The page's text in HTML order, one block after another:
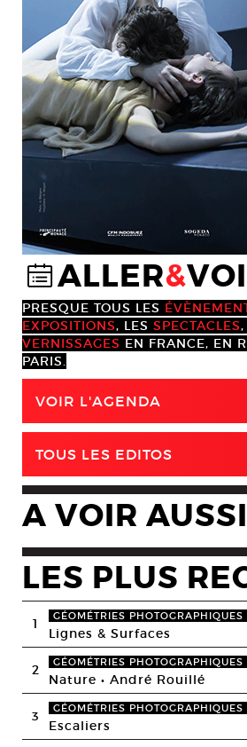
@ALLER&
PRESQUE TOUS LES
EXPOSITIONS, LES SPECTACLES,
VERNISSAGES EN FRANCE, EN
PARIS.
VOIR L'AGENDA
TOUS LES EDITOS
A VOIR AUSSI
LES PLUS
1 GÉOMÉTRIES PHOTOGRAPHIQUES
Lignes & Surfaces
2 GÉOMÉTRIES PHOTOGRAPHIQUES
Nature • André Rouillé
3 GÉOMÉTRIES PHOTOGRAPHIQUES
Escaliers